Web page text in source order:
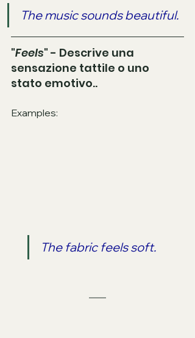
The music sounds beautiful.
"Feels" - Descrive una
sensazione tattile o uno
stato emotivo..
Examples:
The fabric feels soft.